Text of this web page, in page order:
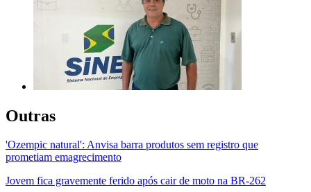
Outras
'Ozempic natural': Anvisa barra produtos sem registro que
prometiam emagrecimento
Jovem fica gravemente ferido após cair de moto na BR-262